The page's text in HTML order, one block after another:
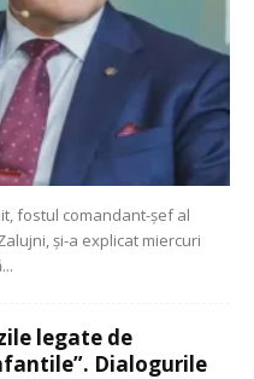
fostul comandant-şef al
şi-a explicat miercuri
legate de
Dialogurile